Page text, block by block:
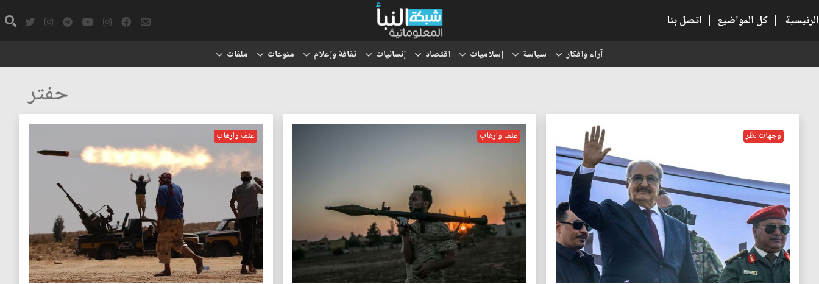
الرئيسية | كل المواضيع | اتصل بنا
آراء وافكار سياسة إسلاميات اقتصاد إنسانيات ثقافة وإعلام منوعات ملفات
حفتر
وجهات نظر عنف وارهاب عنف وارهاب